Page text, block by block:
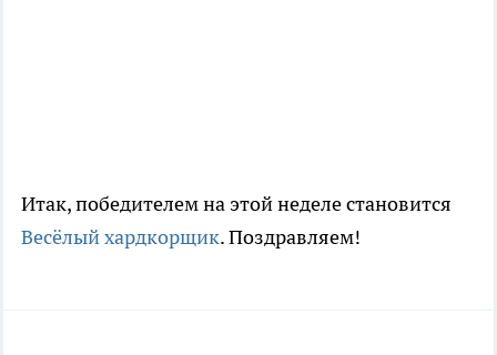
Итак, победителем на этой неделе становится
Весёлый хардкорщик. Поздравляем!